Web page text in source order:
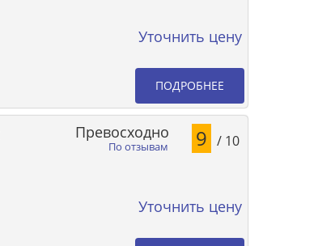
Уточнить цену
ПОДРОБНЕЕ
По отзывам
Превосходно 9 / 10
Уточнить цену